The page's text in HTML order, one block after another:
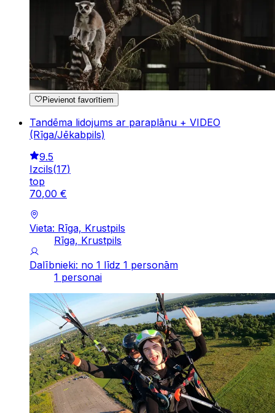
Pievienot favorītiem
Tandēma lidojums ar paraplānu + VIDEO
(Rīga/Jēkabpils)
9.5
Izcils(17)
top
70,00 €
Vieta: Rīga, Krustpils
Rīga, Krustpils
Dalībnieki: no 1 līdz 1 personām
1 personai